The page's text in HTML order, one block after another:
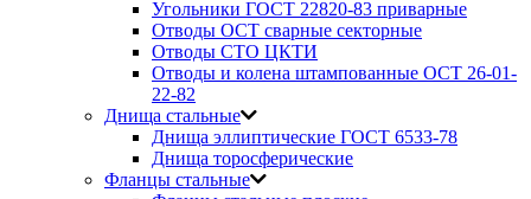
Угольники ГОСТ 22820-83 приварные
Отводы ОСТ сварные секторные
Отводы СТО ЦКТИ
Отводы и колена штампованные ОСТ 26-01-
22-82
Днища стальные
Днища эллиптические ГОСТ 6533-78
Днища торосферические
Фланцы стальные